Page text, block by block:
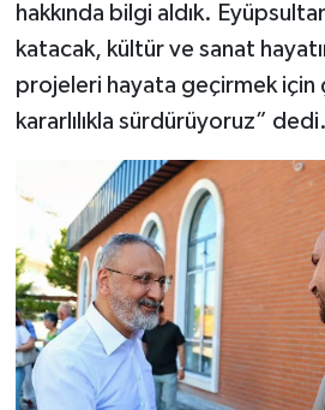
hakkında bilgi aldık.
katacak, kültür ve sanat
projeleri hayata geçirmek için
kararlılıkla sürdürüyoruz” dedi.